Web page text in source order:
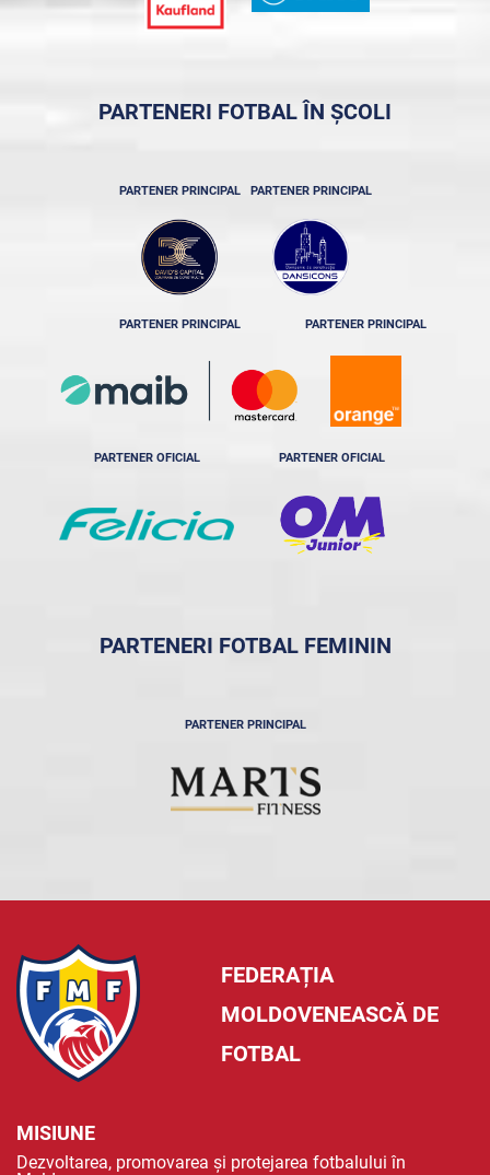
PARTENERI FOTBAL ÎN ȘCOLI
PARTENER PRINCIPAL PARTENER PRINCIPAL
PARTENER PRINCIPAL PARTENER PRINCIPAL
PARTENER OFICIAL PARTENER OFICIAL
PARTENERI FOTBAL FEMININ
PARTENER PRINCIPAL
FEDERAȚIA
MOLDOVENEASCĂ DE
FOTBAL
MISIUNE
Dezvoltarea, promovarea și protejarea fotbalului în